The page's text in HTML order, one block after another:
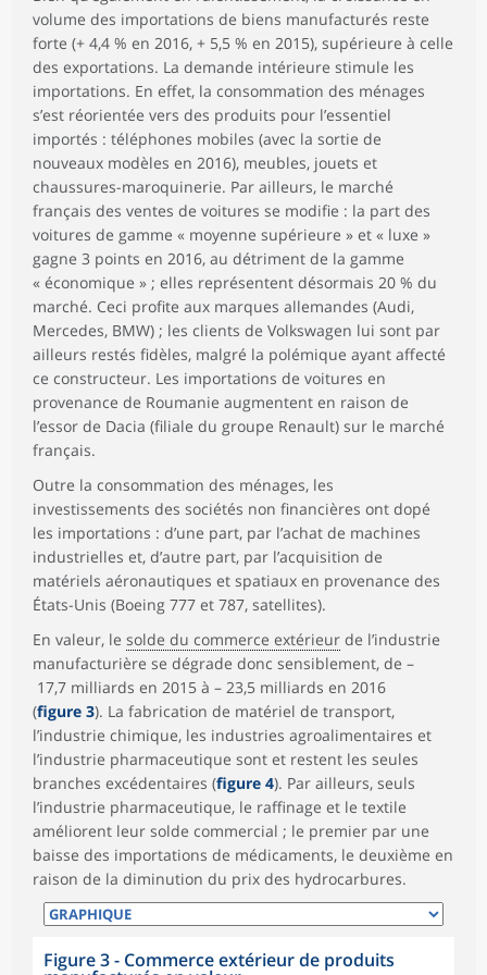
volume des importations de biens manufacturés reste
forte (+ 4,4 % en 2016, + 5,5 % en 2015), supérieure à celle
des exportations. La demande intérieure stimule les
importations. En effet, la consommation des ménages
s’est réorientée vers des produits pour l’essentiel
importés : téléphones mobiles (avec la sortie de
nouveaux modèles en 2016), meubles, jouets et
chaussures-maroquinerie. Par ailleurs, le marché
français des ventes de voitures se modifie : la part des
voitures de gamme « moyenne supérieure » et « luxe »
gagne 3 points en 2016, au détriment de la gamme
« économique » ; elles représentent désormais 20 % du
marché. Ceci profite aux marques allemandes (Audi,
Mercedes, BMW) ; les clients de Volkswagen lui sont par
ailleurs restés fidèles, malgré la polémique ayant affecté
ce constructeur. Les importations de voitures en
provenance de Roumanie augmentent en raison de
l’essor de Dacia (filiale du groupe Renault) sur le marché
français.
Outre la consommation des ménages, les
investissements des sociétés non financières ont dopé
les importations : d’une part, par l’achat de machines
industrielles et, d’autre part, par l’acquisition de
matériels aéronautiques et spatiaux en provenance des
États-Unis (Boeing 777 et 787, satellites).
En valeur, le solde du commerce extérieur de l’industrie
manufacturière se dégrade donc sensiblement, de –
17,7 milliards en 2015 à – 23,5 milliards en 2016
(figure 3). La fabrication de matériel de transport,
l’industrie chimique, les industries agroalimentaires et
l’industrie pharmaceutique sont et restent les seules
branches excédentaires (figure 4). Par ailleurs, seuls
l’industrie pharmaceutique, le raffinage et le textile
améliorent leur solde commercial ; le premier par une
baisse des importations de médicaments, le deuxième en
raison de la diminution du prix des hydrocarbures.
Figure 3 - Commerce extérieur de produits